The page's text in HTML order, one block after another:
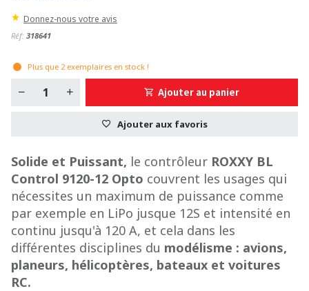
Donnez-nous votre avis
Réf: 318641
Plus que 2exemplaires en stock !
Ajouter au panier
Ajouter aux favoris
Solide et Puissant, le contrôleur ROXXY BL
Control 9120-12 Opto couvrent les usages qui
nécessites un maximum de puissance comme
par exemple en LiPo jusque 12S et intensité en
continu jusqu'à 120 A, et cela dans les
différentes disciplines du modélisme : avions,
planeurs, hélicoptères, bateaux et voitures
RC.